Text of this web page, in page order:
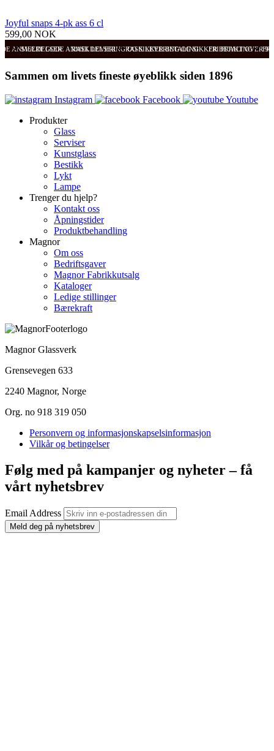
Joyful snaps 4-pk ass 6 cl
599,00 NOK
ANMELDELSER RASK LEVERING OG SIKKER BETALING FRI FRAKT OVER
SVÆRT GODE ANMELDELSER RASK LEVERING OG SIKKER BETALING
Sammen om livets fineste øyeblikk siden 1896
Instagram Facebook
Youtube
Produkter
Glass
Serviser
Kunstglass
Bestikk
Lykt
Lampe
Trenger du hjelp?
Kontakt oss
Åpningstider
Produktbehandling
Magnor
Om oss
Bedriftsgaver
Magnor Fabrikkutsalg
Kataloger
Ledige stillinger
Bærekraft
Magnor Glassverk
Grensevegen 633
2240 Magnor, Norge
Org. no 918 319 050
Personvern og informasjonskapselsinformasjon
Vilkår og betingelser
Følg med på kampanjer og nyheter – få
vårt nyhetsbrev
Email Address
Meld deg på nyhetsbrev